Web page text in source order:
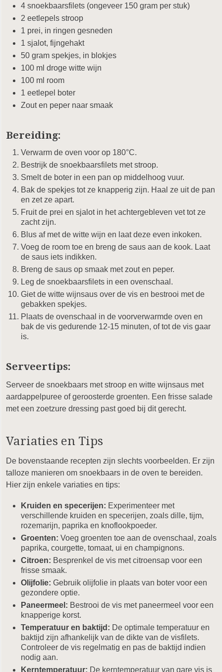
4 snoekbaarsfilets (ongeveer 150 gram per stuk)
2 eetlepels stroop
1 prei, in ringen gesneden
1 sjalot, fijngehakt
50 gram spekjes, in blokjes
100 ml droge witte wijn
100 ml room
1 eetlepel boter
Zout en peper naar smaak
Bereiding:
Verwarm de oven voor op 180°C.
Bestrijk de snoekbaarsfilets met stroop.
Smelt de boter in een pan op middelhoog vuur.
Bak de spekjes tot ze knapperig zijn. Haal ze uit de pan
en zet ze apart.
Fruit de prei en sjalot in het achtergebleven vet tot ze
zacht zijn.
Blus af met de witte wijn en laat deze even inkoken.
Voeg de room toe en breng de saus aan de kook. Laat
de saus iets indikken.
Breng de saus op smaak met zout en peper.
Leg de snoekbaarsfilets in een ovenschaal.
Giet de witte wijnsaus over de vis en bestrooi met de
gebakken spekjes.
Plaats de ovenschaal in de voorverwarmde oven en
bak de vis gedurende 12-15 minuten, of tot de vis gaar
is.
Serveertips:
Serveer de snoekbaars met stroop en witte wijnsaus met
aardappelpuree of geroosterde groenten. Een frisse salade
met een zoetzure dressing past goed bij dit gerecht.
Variaties en Tips
De bovenstaande recepten zijn slechts voorbeelden. Er zijn
talloze manieren om snoekbaars in de oven te bereiden.
Hier zijn enkele variaties en tips:
Kruiden en specerijen: Experimenteer met
verschillende kruiden en specerijen, zoals dille, tijm,
rozemarijn, paprika en knoflookpoeder.
Groenten: Voeg groenten toe aan de ovenschaal, zoals
paprika, courgette, tomaat, ui en champignons.
Citroen: Besprenkel de vis met citroensap voor een
frisse smaak.
Olijfolie: Gebruik olijfolie in plaats van boter voor een
gezondere optie.
Paneermeel: Bestrooi de vis met paneermeel voor een
knapperige korst.
Temperatuur en baktijd: De optimale temperatuur en
baktijd zijn afhankelijk van de dikte van de visfilets.
Controleer de vis regelmatig en pas de baktijd indien
nodig aan.
Kerntemperatuur: De kerntemperatuur van gare vis is